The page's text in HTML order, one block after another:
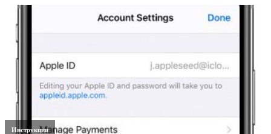
Инструкции